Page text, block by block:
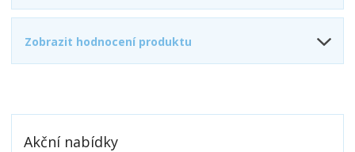
Zobrazit hodnocení produktu
Akční nabídky